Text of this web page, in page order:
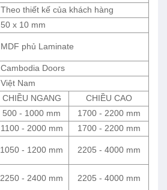
Theo thiết kế của khách hàng
50 x 10 mm
MDF phủ Laminate
Cambodia Doors
Việt Nam
CHIỀU NGANG
CHIỀU CAO
500 - 1000 mm
1700 - 2200 mm
1100 - 2000 mm
1700 - 2200 mm
1050 - 1200 mm 2205 - 4000 mm
2250 - 2400 mm 2205 - 4000 mm